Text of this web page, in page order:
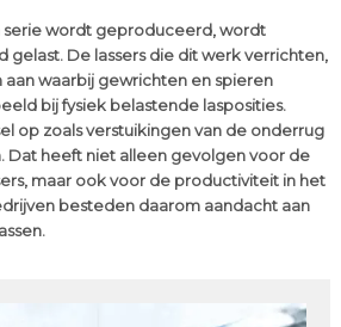
serie wordt geproduceerd, wordt
gelast. De lassers die dit werk verrichten,
waarbij gewrichten en spieren
bij fysiek belastende lasposities.
op zoals verstuikingen van de onderrug
Dat heeft niet alleen gevolgen voor de
maar ook voor de productiviteit in het
besteden daarom aandacht aan